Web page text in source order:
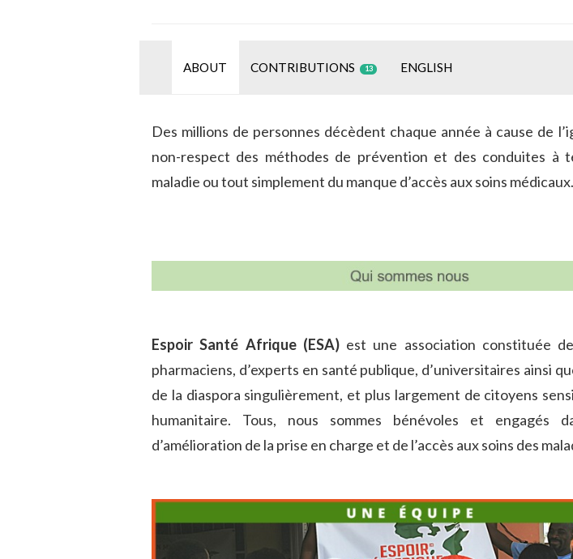
ABOUT CONTRIBUTIONS 13 ENGLISH
Des millions de personnes décèdent chaque année à cause de
non-respect des méthodes de prévention et des conduites à
maladie ou tout simplement du manque d’accès aux soins médicaux.
Espoir Santé Afrique (ESA)est une association constituée
pharmaciens, d’experts en santé publique, d’universitaires ainsi
de la diaspora singulièrement, et plus largement de citoyens
humanitaire. Tous, nous sommes bénévoles et engagés
d’amélioration de la prise en charge et de l’accès aux soins des